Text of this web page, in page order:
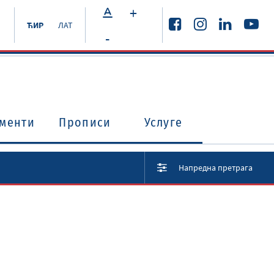
ЋИР ЛАТ
+
-
Прописи Услуге
Напредна претрага